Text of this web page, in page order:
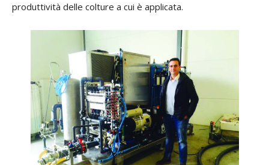
produttività delle colture a cui è applicata.